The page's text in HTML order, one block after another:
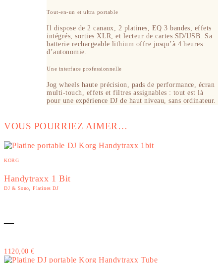
Tout-en-un et ultra portable
Il dispose de 2 canaux, 2 platines, EQ 3 bandes, effets
intégrés, sorties XLR, et lecteur de cartes SD/USB. Sa
batterie rechargeable lithium offre jusqu’à 4 heures
d’autonomie.
Une interface professionnelle
Jog wheels haute précision, pads de performance, écran
multi-touch, effets et filtres assignables : tout est là
pour une expérience DJ de haut niveau, sans ordinateur.
VOUS POURRIEZ AIMER…
KORG
Handytraxx 1 Bit
DJ & Sono,Platines DJ
—
1120,00€